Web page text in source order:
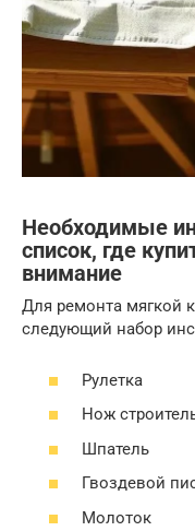
Необходимые
список, где
внимание
Для ремонта мягкой
следующий набор
Рулетка
Нож
Шпатель
Гвоздевой
Молоток